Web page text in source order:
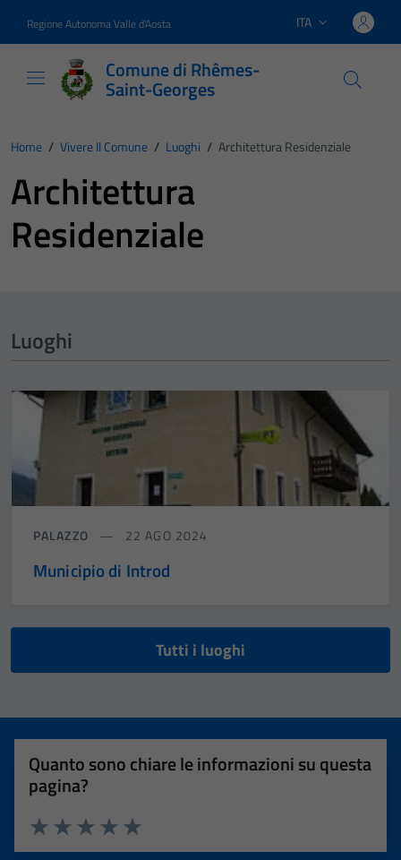
Regione Autonoma Valle d'Aosta Lingua attiva:
ITA
Comune di Rhêmes-
Saint-Georges
Home / Vivere Il Comune / Luoghi / Architettura Residenziale
Architettura
Residenziale
Luoghi
PALAZZO 22 AGO 2024
Municipio di Introd
Tutti i luoghi
Quanto sono chiare le informazioni su questa
pagina?
Valuta 5 stelle su 5
Valuta 4 stelle su 5
Valuta 3 stelle su 5
Valuta 2 stelle su 5
Valuta 1 stelle su 5